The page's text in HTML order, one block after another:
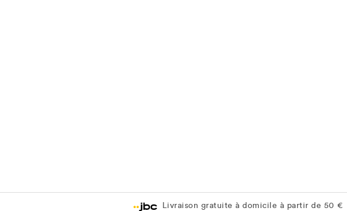
Livraison gratuite à domicile à partir de 50 €